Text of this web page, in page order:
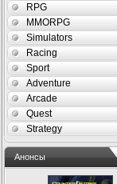
RPG
MMORPG
Simulators
Racing
Sport
Adventure
Arcade
Quest
Strategy
Анонсы